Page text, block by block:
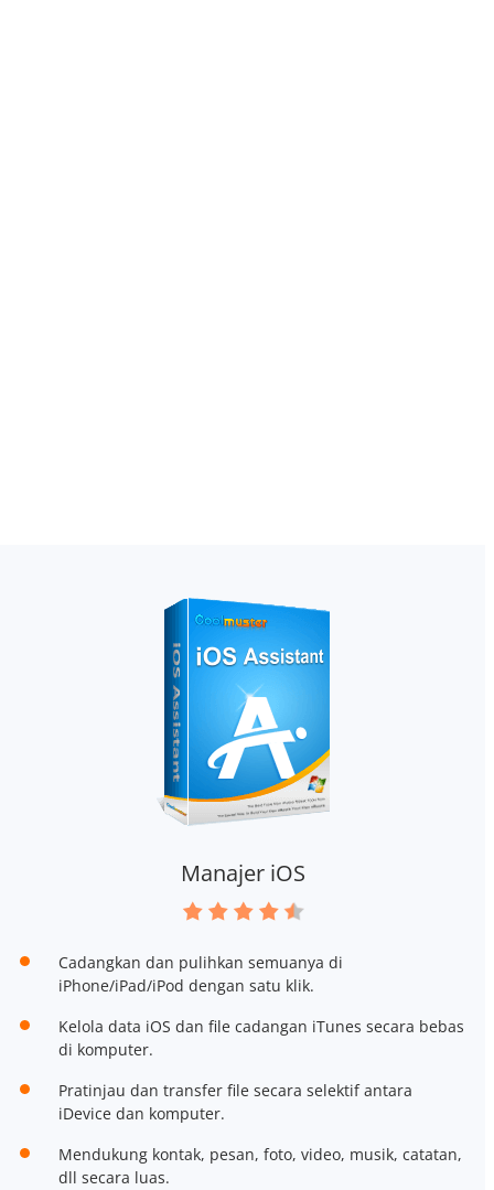
Manajer iOS
Cadangkan dan pulihkan semuanya di
iPhone/iPad/iPod dengan satu klik.
Kelola data iOS dan file cadangan iTunes secara bebas
di komputer.
Pratinjau dan transfer file secara selektif antara
iDevice dan komputer.
Mendukung kontak, pesan, foto, video, musik, catatan,
dll secara luas.